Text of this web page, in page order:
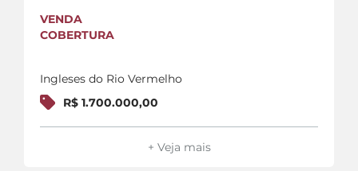
VENDA
COBERTURA
Ingleses do Rio Vermelho
R$ 1.700.000,00
+ Veja mais